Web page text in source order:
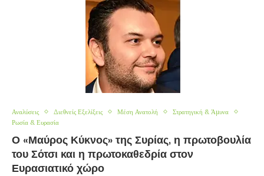
Αναλύσεις Διεθνείς Εξελίξεις Μέση Ανατολή
Στρατηγική & Άμυνα
Ρωσία & Ευρασία
Ο «Μαύρος Κύκνος» της Συρίας, η πρωτοβουλία
του Σότσι και η πρωτοκαθεδρία στον
Ευρασιατικό χώρο